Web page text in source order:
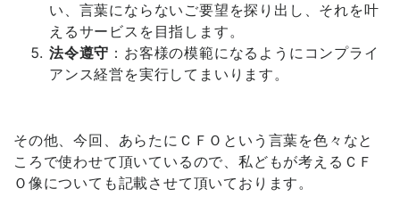
い、言葉にならないご要望を探り出し、それを叶
えるサービスを目指します。
法令遵守 ：お客様の模範になるようにコンプライ
アンス経営を実行してまいります。
その他、今回、あらたにＣＦＯという言葉を色々なと
ころで使わせて頂いているので、私どもが考えるＣＦ
Ｏ像についても記載させて頂いております。